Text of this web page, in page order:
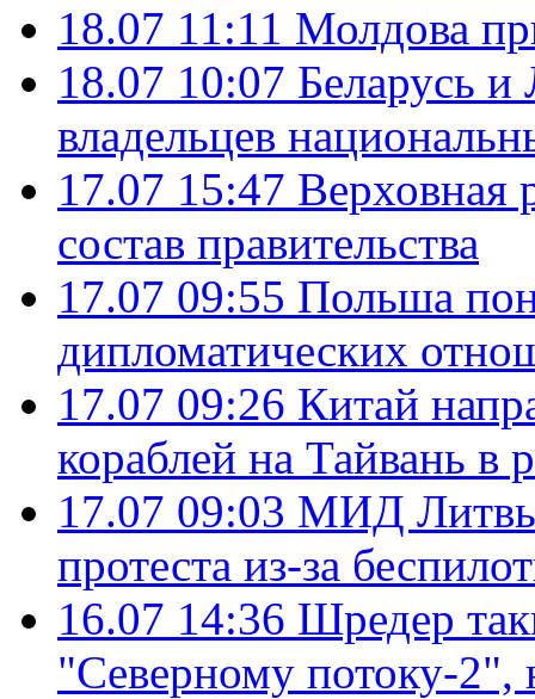
18.07 11:11 Молдова
18.07 10:07 Беларусь
владельцев
17.07 15:47 Верховная
состав правительства
17.07 09:55 Польша
дипломатических
17.07 09:26 Китай
кораблей на Тайвань в
17.07 09:03 МИД Литвы
протеста из-за
16.07 14:36 Шредер
"Северному потоку-2",